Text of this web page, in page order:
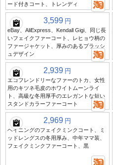
ード付きコート、トレンディ
3,599 円
eBay、AliExpress、Kendall Gigi、同じ長
いフェイクファーコート、レヒョウ柄の
ファージャケット、厚みのあるプラッシ
ュデザイン
2,939 円
エコフレンドリーなファーのトカ、女性
用のキツネ毛皮のホワイトムーンライ
ト、高級な冬用厚手のエレガントな短い
スタンドカラーファーコート
2,969 円
ヘイニングのフェイクミンクコート、ミ
ッドレングスの冬用厚み、中年ママ装、
フェイクミンクファーコート、黒